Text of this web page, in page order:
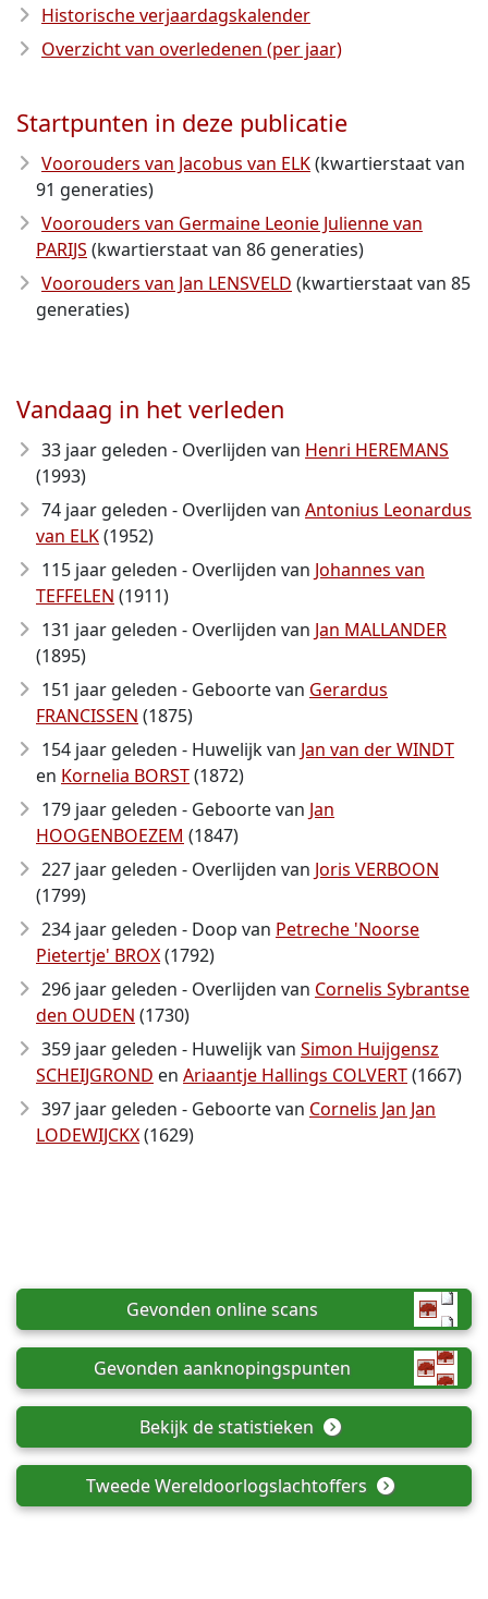
Historische verjaardagskalender
Overzicht van overledenen (per jaar)
Startpunten in deze publicatie
Voorouders van Jacobus van ELK(kwartierstaat van
91 generaties)
Voorouders van Germaine Leonie Julienne van
PARIJS (kwartierstaat van 86 generaties)
Voorouders van Jan LENSVELD (kwartierstaat van 85
generaties)
Vandaag in het verleden
33 jaar geleden - Overlijden van Henri HEREMANS
(1993)
74 jaar geleden - Overlijden van Antonius Leonardus
van ELK(1952)
115 jaar geleden - Overlijden van Johannes van
TEFFELEN (1911)
131 jaar geleden - Overlijden van Jan MALLANDER
(1895)
151 jaar geleden - Geboorte van Gerardus
FRANCISSEN (1875)
154 jaar geleden - Huwelijk van Jan van der WINDT
en Kornelia BORST(1872)
179 jaar geleden - Geboorte van Jan
HOOGENBOEZEM (1847)
227 jaar geleden - Overlijden van Joris VERBOON
(1799)
234 jaar geleden - Doop van Petreche 'Noorse
Pietertje' BROX(1792)
296 jaar geleden - Overlijden van Cornelis Sybrantse
den OUDEN (1730)
359 jaar geleden - Huwelijk van Simon Huijgensz
SCHEIJGROND en Ariaantje Hallings COLVERT(1667)
397 jaar geleden - Geboorte van Cornelis Jan Jan
LODEWIJCKX(1629)
Gevonden online scans
Gevonden aanknopingspunten
Bekijk de statistieken
Tweede Wereldoorlogslachtoffers